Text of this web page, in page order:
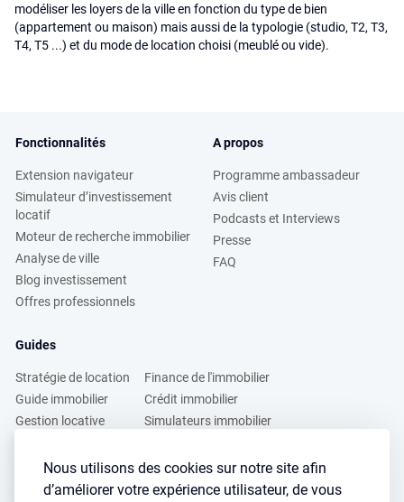
Nous utilisons des cookies sur notre site afin
d’améliorer votre expérience utilisateur, de vous
modéliser les loyers de la ville en fonction du type de bien
(appartement ou maison) mais aussi de la typologie (studio, T2, T3,
T4, T5 ...) et du mode de location choisi (meublé ou vide).
Fonctionnalités
Extension navigateur
Simulateur d’investissement
locatif
Moteur de recherche immobilier
Analyse de ville
Blog investissement
Offres professionnels
A propos
Programme ambassadeur
Avis client
Podcasts et Interviews
Presse
FAQ
Guides
Stratégie de location
Guide immobilier
Gestion locative
Finance de l'immobilier
Crédit immobilier
Simulateurs immobilier
Vous voulez apprendre à investir dans l’immobilier ?